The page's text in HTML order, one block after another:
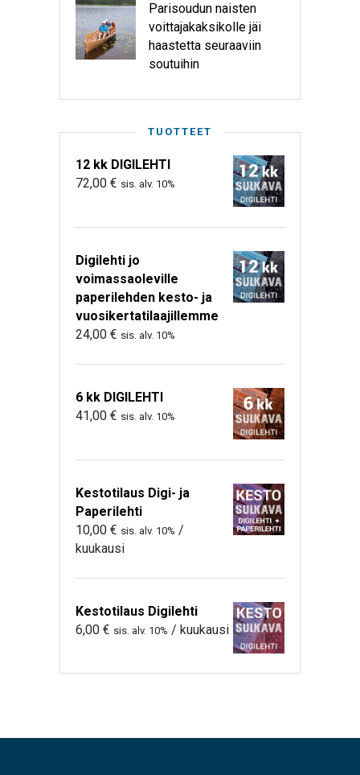
Parisoudun naisten
voittajakaksikolle jäi
haastetta seuraaviin
soutuihin
TUOTTEET
12 kk DIGILEHTI
72,00 € sis. alv. 10%
Digilehti jo
voimassaoleville
paperilehden kesto- ja
vuosikertatilaajillemme
24,00 € sis. alv. 10%
6 kk DIGILEHTI
41,00 € sis. alv. 10%
Kestotilaus Digi- ja
Paperilehti
10,00 € sis. alv. 10% /
kuukausi
Kestotilaus Digilehti
6,00 € sis. alv. 10% / kuukausi